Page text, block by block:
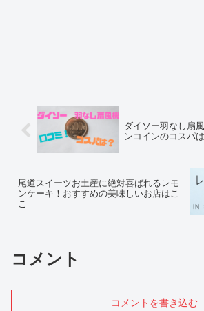
ダイソー羽なし扇
ンコインのコスパ
尾道スイーツお土産に絶対喜ばれるレモ
ンケーキ！おすすめの美味しいお店はこ
こ
コメント
コメントを書き込む